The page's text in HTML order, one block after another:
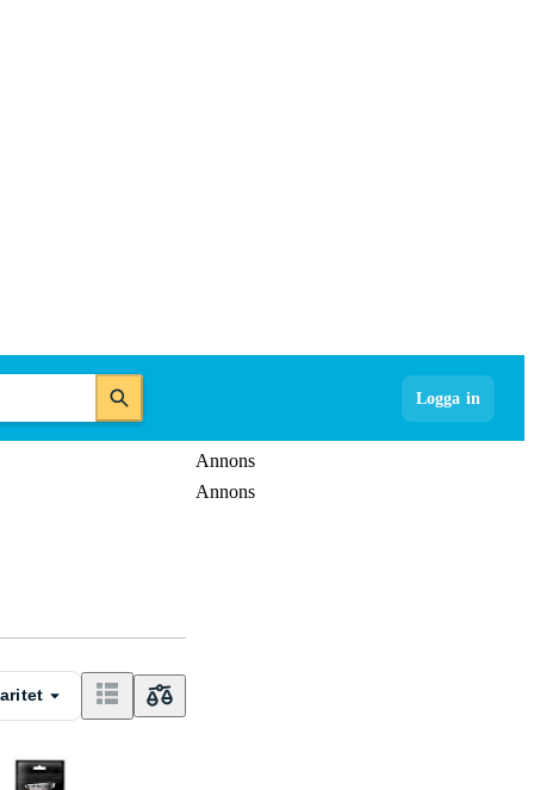
Logga in
Annons
Annons